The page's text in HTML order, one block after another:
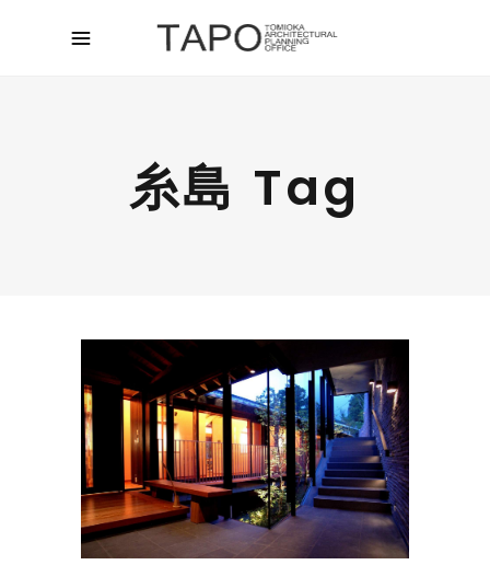
糸島 Tag